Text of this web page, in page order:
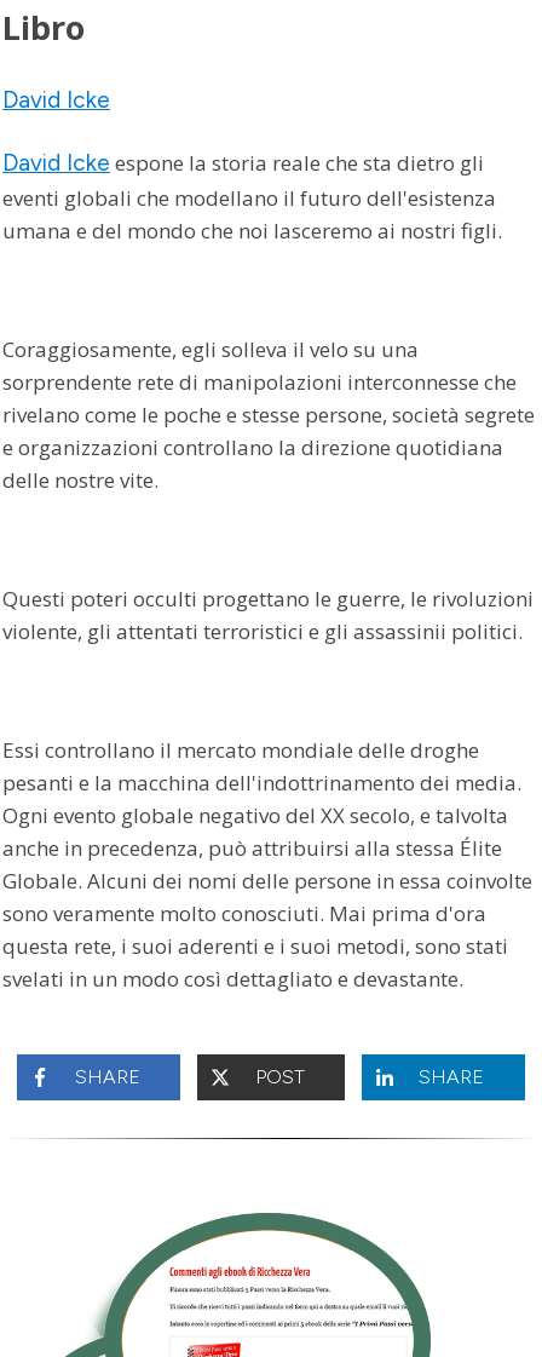
Libro
David Icke
David Icke espone la storia reale che sta dietro gli
eventi globali che modellano il futuro dell'esistenza
umana e del mondo che noi lasceremo ai nostri figli.
Coraggiosamente, egli solleva il velo su una
sorprendente rete di manipolazioni interconnesse che
rivelano come le poche e stesse persone, società segrete
e organizzazioni controllano la direzione quotidiana
delle nostre vite.
Questi poteri occulti progettano le guerre, le rivoluzioni
violente, gli attentati terroristici e gli assassinii politici.
Essi controllano il mercato mondiale delle droghe
pesanti e la macchina dell'indottrinamento dei media.
Ogni evento globale negativo del XX secolo, e talvolta
anche in precedenza, può attribuirsi alla stessa Élite
Globale. Alcuni dei nomi delle persone in essa coinvolte
sono veramente molto conosciuti. Mai prima d'ora
questa rete, i suoi aderenti e i suoi metodi, sono stati
svelati in un modo così dettagliato e devastante.
SHARE POST SHARE